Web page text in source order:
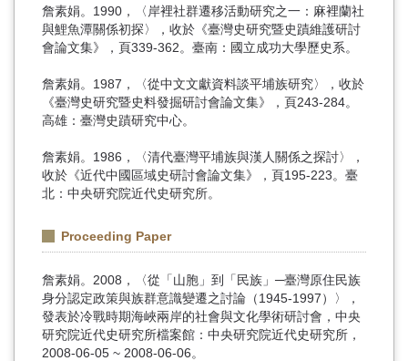
詹素娟。1990，〈岸裡社群遷移活動研究之一：麻裡蘭社
與鯉魚潭關係初探〉，收於《臺灣史研究暨史蹟維護研討
會論文集》，頁339-362。臺南：國立成功大學歷史系。
詹素娟。1987，〈從中文文獻資料談平埔族研究〉，收於
《臺灣史研究暨史料發掘研討會論文集》，頁243-284。
高雄：臺灣史蹟研究中心。
詹素娟。1986，〈清代臺灣平埔族與漢人關係之探討〉，
收於《近代中國區域史研討會論文集》，頁195-223。臺
北：中央研究院近代史研究所。
Proceeding Paper
詹素娟。2008，〈從「山胞」到「民族」─臺灣原住民族
身分認定政策與族群意識變遷之討論（1945-1997）〉，
發表於冷戰時期海峽兩岸的社會與文化學術研討會，中央
研究院近代史研究所檔案館：中央研究院近代史研究所，
2008-06-05 ~ 2008-06-06。